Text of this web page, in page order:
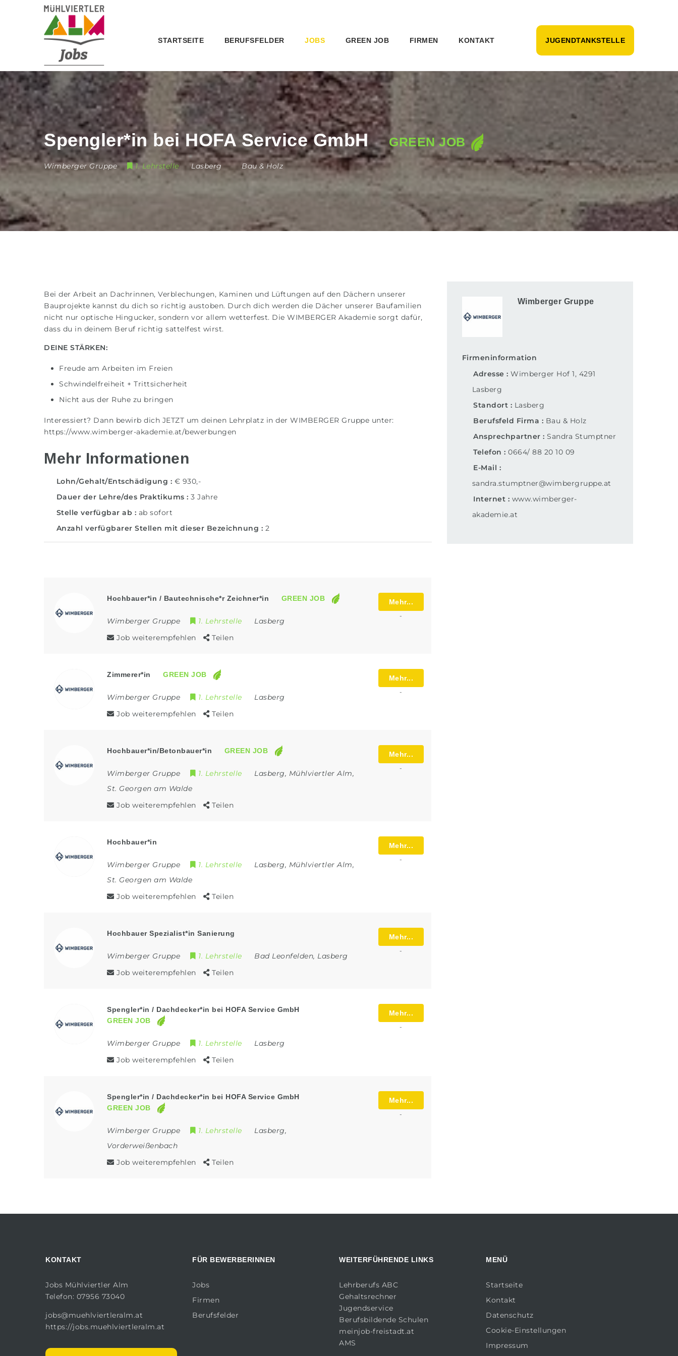
STARTSEITE BERUFSFELDER JOBS GREEN JOB FIRMEN KONTAKT JUGENDTANKSTELLE
Spengler*in bei HOFA Service GmbH GREEN JOB
Wimberger Gruppe 1. Lehrstelle Lasberg Bau & Holz
Bei der Arbeit an Dachrinnen, Verblechungen, Kaminen und Lüftungen auf den Dächern unserer
Bauprojekte kannst du dich so richtig austoben. Durch dich werden die Dächer unserer Baufamilien
nicht nur optische Hingucker, sondern vor allem wetterfest. Die WIMBERGER Akademie sorgt dafür,
dass du in deinem Beruf richtig sattelfest wirst.
DEINE STÄRKEN:
Freude am Arbeiten im Freien
Schwindelfreiheit + Trittsicherheit
Nicht aus der Ruhe zu bringen
Interessiert? Dann bewirb dich JETZT um deinen Lehrplatz in der WIMBERGER Gruppe unter:
https://www.wimberger-akademie.at/bewerbungen
Mehr Informationen
Lohn/Gehalt/Entschädigung
€ 930,-
Dauer der Lehre/des Praktikums
3 Jahre
Stelle verfügbar ab
ab sofort
Anzahl verfügbarer Stellen mit dieser Bezeichnung
2
Hochbauer*in / Bautechnische*r Zeichner*in GREEN JOB
Wimberger Gruppe 1. Lehrstelle
Lasberg
Job weiterempfehlen
Teilen
Mehr...
-
Zimmerer*in GREEN JOB
Wimberger Gruppe 1. Lehrstelle
Lasberg
Job weiterempfehlen
Teilen
Mehr...
-
Hochbauer*in/Betonbauer*in GREEN JOB
Wimberger Gruppe 1. Lehrstelle Lasberg, Mühlviertler Alm,
St. Georgen am Walde
Job weiterempfehlen
Teilen
Mehr...
-
Hochbauer*in
Wimberger Gruppe 1. Lehrstelle Lasberg, Mühlviertler Alm,
St. Georgen am Walde
Job weiterempfehlen
Teilen
Mehr...
-
Hochbauer Spezialist*in Sanierung
Wimberger Gruppe 1. Lehrstelle Bad Leonfelden, Lasberg
Job weiterempfehlen
Teilen
Mehr...
-
Spengler*in / Dachdecker*in bei HOFA Service GmbH
GREEN JOB
Wimberger Gruppe 1. Lehrstelle
Lasberg
Job weiterempfehlen
Teilen
Mehr...
-
Spengler*in / Dachdecker*in bei HOFA Service GmbH
GREEN JOB
Wimberger Gruppe 1. Lehrstelle Lasberg,
Vorderweißenbach
Job weiterempfehlen
Teilen
Mehr...
-
Wimberger Gruppe
Firmeninformation
Adresse Wimberger Hof 1, 4291
Lasberg
Standort
Lasberg
Berufsfeld Firma
Bau & Holz
Ansprechpartner Sandra Stumptner
Telefon 0664/ 88 20 10 09
E-Mail
sandra.stumptner@wimbergruppe.at
Internet
www.wimberger-
akademie.at
KONTAKT
Jobs Mühlviertler Alm
Telefon: 07956 73040
jobs@muehlviertleralm.at
https://jobs.muehlviertleralm.at
FÜR BEWERBERINNEN
Jobs
Firmen
Berufsfelder
WEITERFÜHRENDE LINKS
Lehrberufs ABC
Gehaltsrechner
Jugendservice
Berufsbildende Schulen
meinjob-freistadt.at
AMS
MENÜ
Startseite
Kontakt
Datenschutz
Cookie-Einstellungen
Impressum